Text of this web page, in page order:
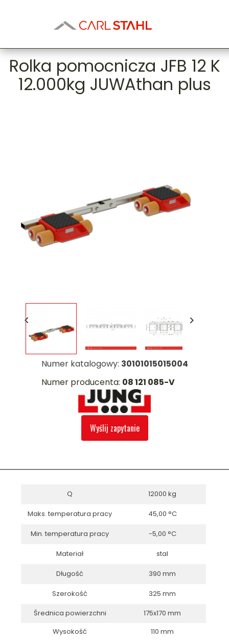
Rolka pomocnicza JFB 12 K
12.000kg JUWAthan plus
 
Numer katalogowy: 30101015015004
Numer producenta: 08 121 085-V
Wyślij zapytanie
Q 12000 kg
Maks. temperatura pracy 45,00 °C
Min. temperatura pracy -5,00 °C
Materiał stal
Długość 390 mm
Szerokość
325 mm
Średnica powierzchni
175x170 mm
Wysokość
110 mm